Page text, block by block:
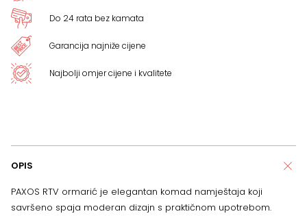
Do 24 rata bez kamata
Garancija najniže cijene
Najbolji omjer cijene i kvalitete
OPIS
PAXOS RTV ormarić je elegantan komad namještaja koji
savršeno spaja moderan dizajn s praktičnom upotrebom.